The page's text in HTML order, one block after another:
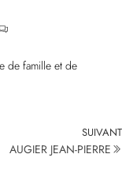
de famille et de
SUIVANT
AUGIER JEAN-PIERRE